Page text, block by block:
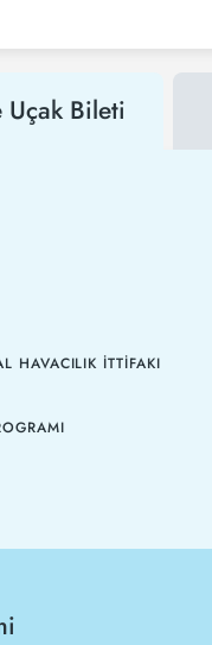
Bileti
HAVACILIK İTTIFAKI